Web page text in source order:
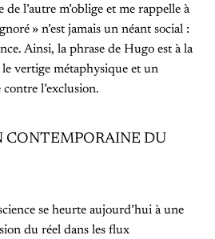
de l’autre m’oblige et me rappelle à
» n’est jamais un néant social :
Ainsi, la phrase de Hugo est à la
vertige métaphysique et un
l’exclusion.
CONTEMPORAINE DU
se heurte aujourd’hui à une
du réel dans les flux